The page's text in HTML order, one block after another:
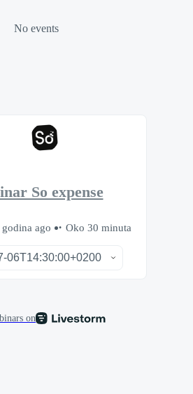
No events
So expense
ago Oko 30 minuta
on